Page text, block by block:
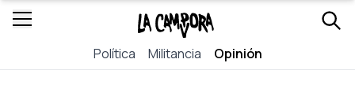
Política Militancia Opinión